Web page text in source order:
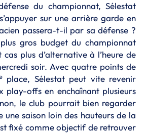
du championnat, Sélestat
sur une arrière garde en
passera-t-il par sa défense ?
plus gros budget du championnat
cas plus d’alternative à l’heure de
soir. Avec quatre points de
place, Sélestat peut vite revenir
play-offs en enchaînant plusieurs
le club pourrait bien regarder
saison loin des hauteurs de la
fixé comme objectif de retrouver